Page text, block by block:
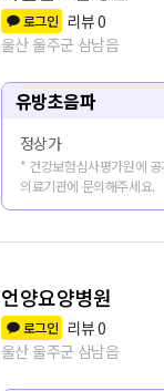
로그인 리뷰0
울산 울주군 삼남읍
유방초음파
정상가
* 건강보험심사평가원에
의료기관에 문의해주세요.
언양요양병원
로그인 리뷰0
울산 울주군 삼남읍